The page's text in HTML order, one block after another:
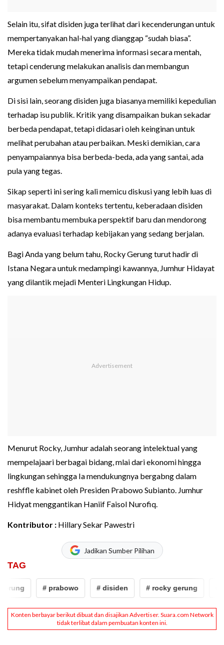
Selain itu, sifat disiden juga terlihat dari kecenderungan untuk
mempertanyakan hal-hal yang dianggap “sudah biasa”.
Mereka tidak mudah menerima informasi secara mentah,
tetapi cenderung melakukan analisis dan membangun
argumen sebelum menyampaikan pendapat.
Di sisi lain, seorang disiden juga biasanya memiliki kepedulian
terhadap isu publik. Kritik yang disampaikan bukan sekadar
berbeda pendapat, tetapi didasari oleh keinginan untuk
melihat perubahan atau perbaikan. Meski demikian, cara
penyampaiannya bisa berbeda-beda, ada yang santai, ada
pula yang tegas.
Sikap seperti ini sering kali memicu diskusi yang lebih luas di
masyarakat. Dalam konteks tertentu, keberadaan disiden
bisa membantu membuka perspektif baru dan mendorong
adanya evaluasi terhadap kebijakan yang sedang berjalan.
Bagi Anda yang belum tahu, Rocky Gerung turut hadir di
Istana Negara untuk medampingi kawannya, Jumhur Hidayat
yang dilantik mejadi Menteri Lingkungan Hidup.
Menurut Rocky, Jumhur adalah seorang intelektual yang
mempelajaari berbagai bidang, mlai dari ekonomi hingga
lingkungan sehingga Ia mendukungnya bergabng dalam
reshffle kabinet oleh Presiden Prabowo Subianto. Jumhur
Hidyat menggantikan Haniif Faisol Nurofiq.
Kontributor : Hillary Sekar Pawestri
Jadikan Sumber Pilihan
TAG
# prabowo # disiden # rocky gerung